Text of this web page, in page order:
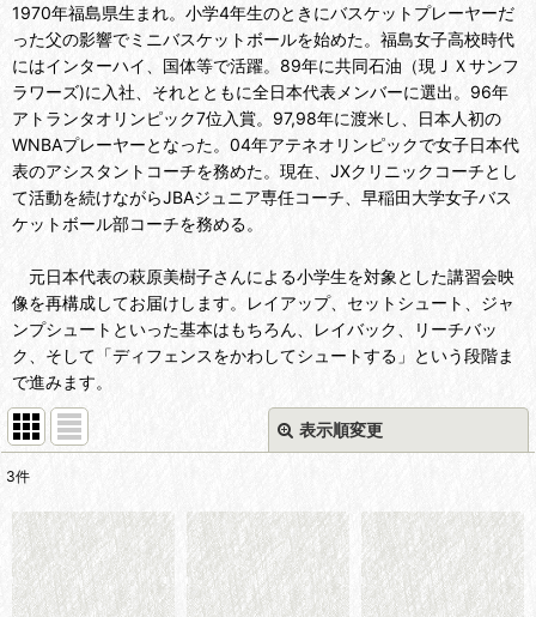
1970年福島県生まれ。小学4年生のときにバスケットプレーヤーだ
った父の影響でミニバスケットボールを始めた。福島女子高校時代
にはインターハイ、国体等で活躍。89年に共同石油（現ＪＸサンフ
ラワーズ)に入社、それとともに全日本代表メンバーに選出。96年
アトランタオリンピック7位入賞。97,98年に渡米し、日本人初の
WNBAプレーヤーとなった。04年アテネオリンピックで女子日本代
表のアシスタントコーチを務めた。現在、JXクリニックコーチとし
て活動を続けながらJBAジュニア専任コーチ、早稲田大学女子バス
ケットボール部コーチを務める。
元日本代表の萩原美樹子さんによる小学生を対象とした講習会映
像を再構成してお届けします。レイアップ、セットシュート、ジャ
ンプシュートといった基本はもちろん、レイバック、リーチバッ
ク、そして「ディフェンスをかわしてシュートする」という段階ま
で進みます。
表示順変更
並び順 :
3件